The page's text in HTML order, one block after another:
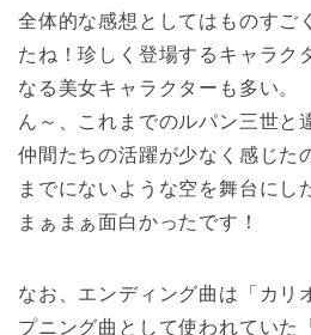
全体的な感想としてはものすご
たね！珍しく登場するキャラク
なる美女キャラクターも多い。
ん～、これまでのルパン三世と
仲間たちの活躍が少なく感じた
までにないような空を舞台にし
まぁまぁ面白かったです！
なお、エンディング曲は「カリ
プニング曲として使われていた「